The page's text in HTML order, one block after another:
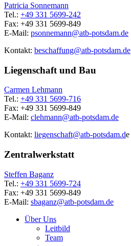
Patricia Sonnemann
Tel.: +49 331 5699-242
Fax: +49 331 5699-849
E-Mail: psonnemann@atb-potsdam.de
Kontakt: beschaffung@atb-potsdam.de
Liegenschaft und Bau
Carmen Lehmann
Tel.: +49 331 5699-716
Fax: +49 331 5699-849
E-Mail: clehmann@atb-potsdam.de
Kontakt: liegenschaft@atb-potsdam.de
Zentralwerkstatt
Steffen Baganz
Tel.: +49 331 5699-724
Fax: +49 331 5699-849
E-Mail: sbaganz@atb-potsdam.de
Über Uns
Leitbild
Team